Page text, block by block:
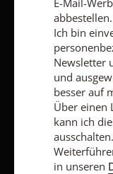
E-Mail-
abbestellen.
Ich bin
Newsletter
und
besser auf
Über einen
kann ich
ausschalten.
in unseren